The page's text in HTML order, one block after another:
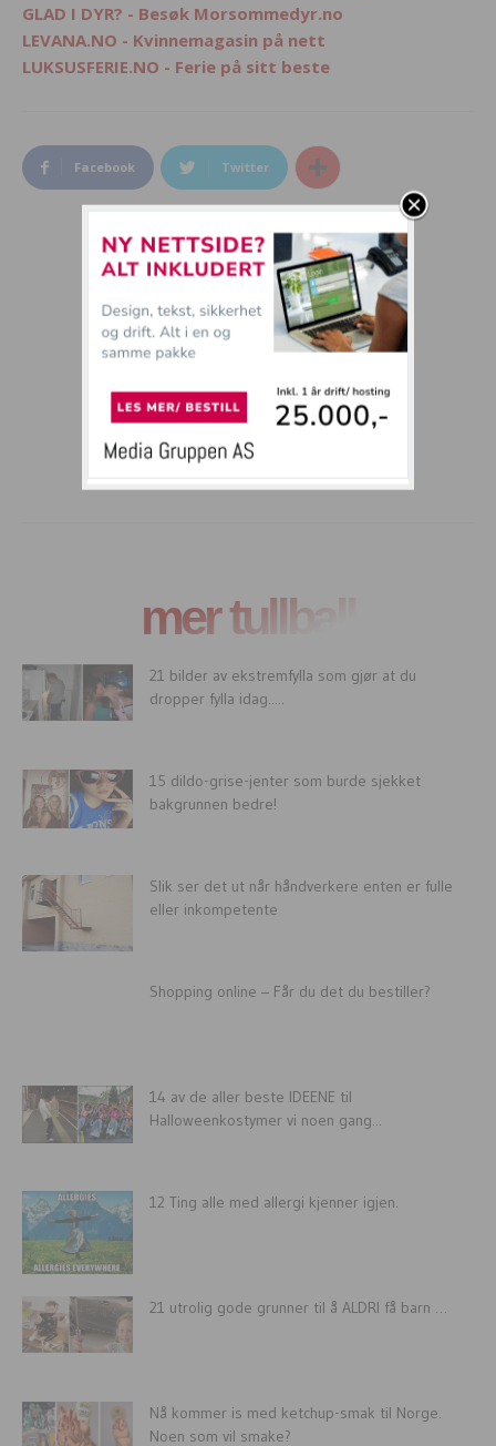
GLAD I DYR? - Besøk Morsommedyr.no
LEVANA.NO - Kvinnemagasin på nett
LUKSUSFERIE.NO - Ferie på sitt beste
Facebook Twitter
mer tullball
21 bilder av ekstremfylla som gjør at du
dropper fylla idag.....
15 dildo-grise-jenter som burde sjekket
bakgrunnen bedre!
Slik ser det ut når håndverkere enten er fulle
eller inkompetente
Shopping online – Får du det du bestiller?
14 av de aller beste IDEENE til
Halloweenkostymer vi noen gang...
12 Ting alle med allergi kjenner igjen.
21 utrolig gode grunner til å ALDRI få barn …
Nå kommer is med ketchup-smak til Norge.
Noen som vil smake?